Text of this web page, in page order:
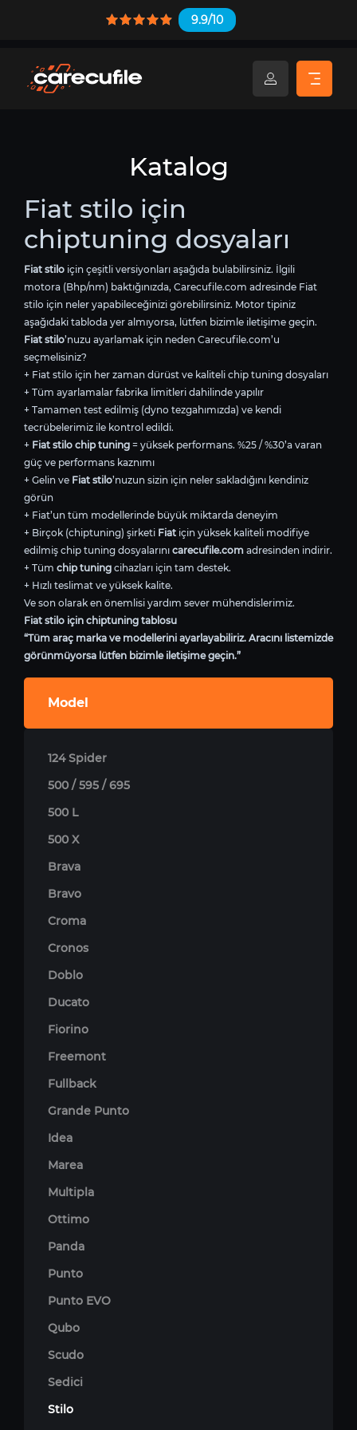
9.9/10
Katalog
Fiat stilo için
chiptuning dosyaları
Fiat stilo için çeşitli versiyonları aşağıda bulabilirsiniz. İlgili
motora (Bhp/nm) baktığınızda, Carecufile.com adresinde Fiat
stilo için neler yapabileceğinizi görebilirsiniz. Motor tipiniz
aşağıdaki tabloda yer almıyorsa, lütfen bizimle iletişime geçin.
Fiat stilo’nuzu ayarlamak için neden Carecufile.com’u
seçmelisiniz?
+ Fiat stilo için her zaman dürüst ve kaliteli chip tuning dosyaları
+ Tüm ayarlamalar fabrika limitleri dahilinde yapılır
+ Tamamen test edilmiş (dyno tezgahımızda) ve kendi
tecrübelerimiz ile kontrol edildi.
+ Fiat stilo chip tuning = yüksek performans. %25 / %30’a varan
güç ve performans kaznımı
+ Gelin ve Fiat stilo’nuzun sizin için neler sakladığını kendiniz
görün
+ Fiat’un tüm modellerinde büyük miktarda deneyim
+ Birçok (chiptuning) şirketi Fiat için yüksek kaliteli modifiye
edilmiş chip tuning dosyalarını carecufile.com adresinden indirir.
+ Tüm chip tuning cihazları için tam destek.
+ Hızlı teslimat ve yüksek kalite.
Ve son olarak en önemlisi yardım sever mühendislerimiz.
Fiat stilo için chiptuning tablosu
“Tüm araç marka ve modellerini ayarlayabiliriz. Aracını listemizde
görünmüyorsa lütfen bizimle iletişime geçin.”
Model
124 Spider
500 / 595 / 695
500 L
500 X
Brava
Bravo
Croma
Cronos
Doblo
Ducato
Fiorino
Freemont
Fullback
Grande Punto
Idea
Marea
Multipla
Ottimo
Panda
Punto
Punto EVO
Qubo
Scudo
Sedici
Stilo